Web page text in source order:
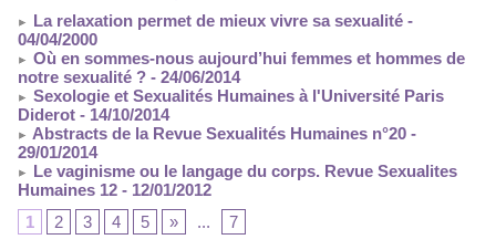
La relaxation permet de mieux vivre sa sexualité -
04/04/2000
Où en sommes-nous aujourd’hui femmes et hommes de
notre sexualité ? - 24/06/2014
Sexologie et Sexualités Humaines à l'Université Paris
Diderot - 14/10/2014
Abstracts de la Revue Sexualités Humaines n°20 -
29/01/2014
Le vaginisme ou le langage du corps. Revue Sexualites
Humaines 12 - 12/01/2012
1
2 3 4 5 » ... 7